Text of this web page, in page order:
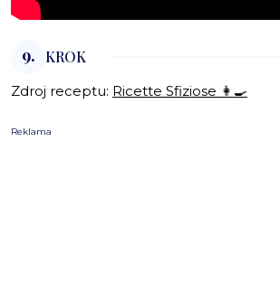
9. KROK
Zdroj receptu: Ricette Sfiziose 👩‍🍳
Reklama